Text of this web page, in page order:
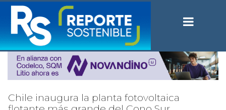
Chile inaugura la planta fotovoltaica